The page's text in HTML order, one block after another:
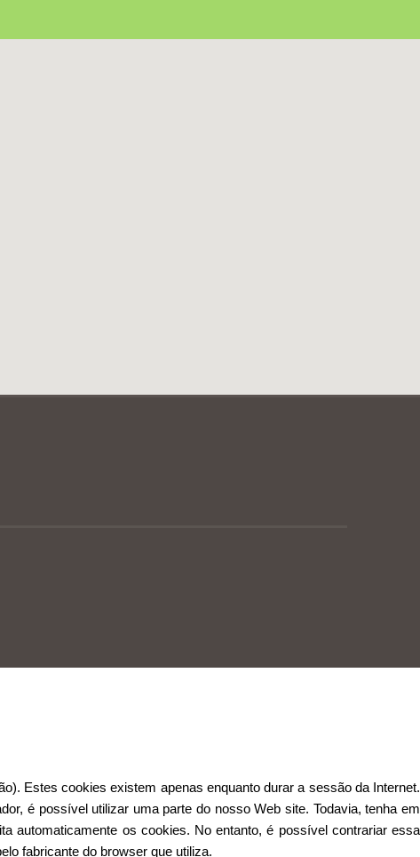
Estes cookies existem apenas enquanto durar a sessão da Internet.
é possível utilizar uma parte do nosso Web site. Todavia, tenha em
automaticamente os cookies. No entanto, é possível contrariar essa
fabricante do browser que utiliza.